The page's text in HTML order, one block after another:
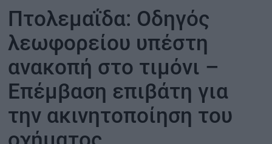
ΟΙΚΟΝΟΜΙΑ - ΕΠΙΧΕΙΡΗΣΕΙΣ
MY PROPERTY
ΚΑΡΑΜΠΟΛΕΣ
Πτολεμαΐδα: Οδηγός
λεωφορείου υπέστη
ανακοπή στο τιμόνι –
Επέμβαση επιβάτη για
την ακινητοποίηση του